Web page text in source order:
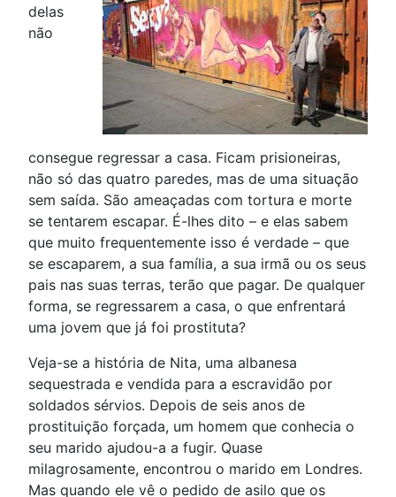
delas
não
consegue regressar a casa. Ficam prisioneiras,
não só das quatro paredes, mas de uma situação
sem saída. São ameaçadas com tortura e morte
se tentarem escapar. É-lhes dito – e elas sabem
que muito frequentemente isso é verdade – que
se escaparem, a sua família, a sua irmã ou os seus
pais nas suas terras, terão que pagar. De qualquer
forma, se regressarem a casa, o que enfrentará
uma jovem que já foi prostituta?
Veja-se a história de Nita, uma albanesa
sequestrada e vendida para a escravidão por
soldados sérvios. Depois de seis anos de
prostituição forçada, um homem que conhecia o
seu marido ajudou-a a fugir. Quase
milagrosamente, encontrou o marido em Londres.
Mas quando ele vê o pedido de asilo que os